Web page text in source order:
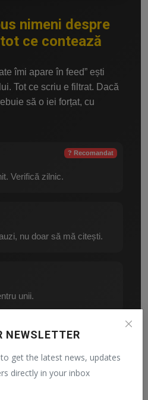
NEWSLETTER
get the latest news, updates
directly in your inbox
nimeni despre
ce contează
îmi apare în feed” ești
Tot ce scriu e filtrat. Dacă
să o iei forțat, cu
? Recomandat
Verifică zilnic.
nu doar să mă citești.
unii.